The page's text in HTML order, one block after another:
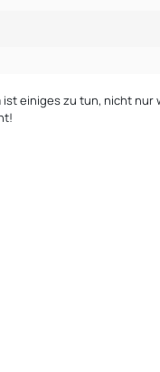
einiges zu tun, nicht